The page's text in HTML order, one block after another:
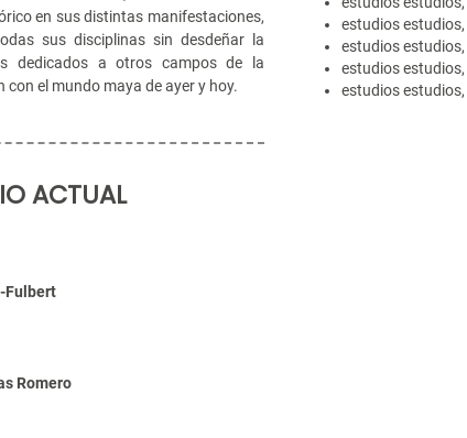
en sus distintas manifestaciones,
sus disciplinas sin desdeñar la
dedicados a otros campos de la
con el mundo maya de ayer y hoy.
ACTUAL
Fulbert
Romero
estudios estudios,
estudios estudios,
estudios estudios,
estudios estudios,